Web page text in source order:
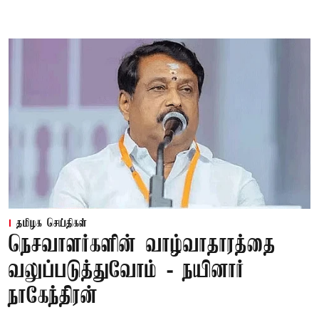
தமிழக செய்திகள்
நெசவாளர்களின் வாழ்வாதாரத்தை
வலுப்படுத்துவோம் - நயினார்
நாகேந்திரன்